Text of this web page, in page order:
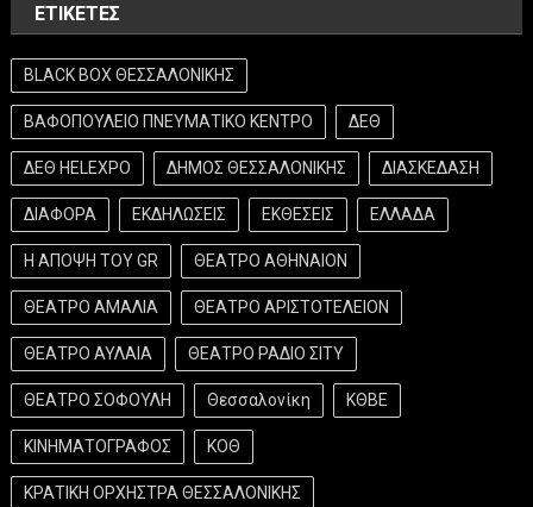
ΕΤΙΚΈΤΕΣ
BLACK BOX ΘΕΣΣΑΛΟΝΙΚΗΣ
ΒΑΦΟΠΟΥΛΕΙΟ ΠΝΕΥΜΑΤΙΚΟ ΚΕΝΤΡΟ ΔΕΘ
ΔΕΘ HELEXPO ΔΗΜΟΣ ΘΕΣΣΑΛΟΝΙΚΗΣ ΔΙΑΣΚΕΔΑΣΗ
ΔΙΑΦΟΡΑ ΕΚΔΗΛΩΣΕΙΣ ΕΚΘΕΣΕΙΣ ΕΛΛΑΔΑ
Η ΑΠΟΨΗ ΤΟΥ GR ΘΕΑΤΡΟ ΑΘΗΝΑΙΟΝ
ΘΕΑΤΡΟ ΑΜΑΛΙΑ ΘΕΑΤΡΟ ΑΡΙΣΤΟΤΕΛΕΙΟΝ
ΘΕΑΤΡΟ ΑΥΛΑΙΑ ΘΕΑΤΡΟ ΡΑΔΙΟ ΣΙΤΥ
ΘΕΑΤΡΟ ΣΟΦΟΥΛΗ Θεσσαλονίκη ΚΘΒΕ
ΚΙΝΗΜΑΤΟΓΡΑΦΟΣ ΚΟΘ
ΚΡΑΤΙΚΗ ΟΡΧΗΣΤΡΑ ΘΕΣΣΑΛΟΝΙΚΗΣ